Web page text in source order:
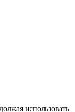
использовать